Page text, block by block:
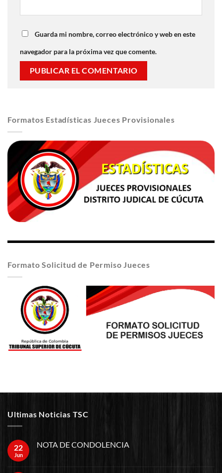
Guarda mi nombre, correo electrónico y web en este
navegador para la próxima vez que comente.
Formatos Estadísticas Jueces Provisionales
Formato Solicitud de Permiso Jueces
Ultimas Noticias TSC
22
Jun
NOTA DE CONDOLENCIA